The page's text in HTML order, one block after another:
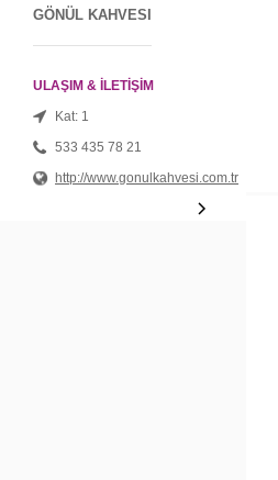
GÖNÜL KAHVESI
ULAŞIM & İLETİŞİM
Kat: 1
533 435 78 21
http://www.gonulkahvesi.com.tr